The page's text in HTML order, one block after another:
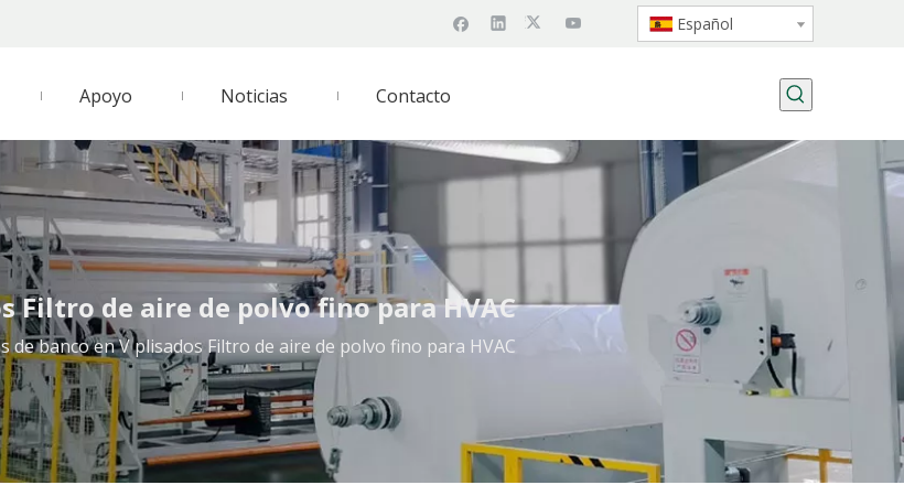
Español
Apoyo Noticias Contacto
​​Filtro de aire de polvo fino para HVAC
de banco en V plisados ​​Filtro de aire de polvo fino para HVAC